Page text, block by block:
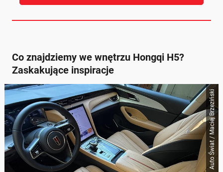
Co znajdziemy we wnętrzu Hongqi H5?
Zaskakujące inspiracje
Auto Świat / Maciej Brzeziński